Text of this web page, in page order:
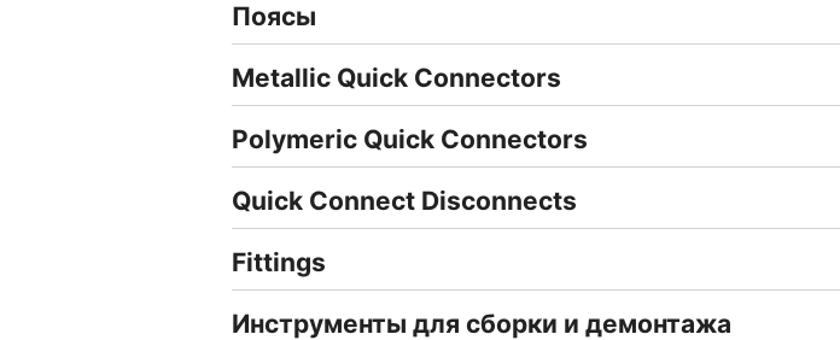
Поясы
Metallic Quick Connectors
Polymeric Quick Connectors
Quick Connect Disconnects
Fittings
Инструменты для сборки и демонтажа